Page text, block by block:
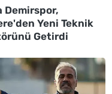
Demirspor,
Yeni Teknik
Getirdi